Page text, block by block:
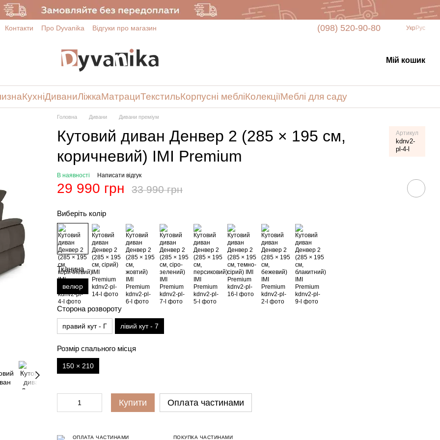
Контакти Про Dyvanika Відгуки про магазин (098) 520-90-80 Укр Рус
Мій кошик
КухніДиваниЛіжкаМатрациТекстильКорпусні мебліКолекціїМеблі для саду
Головна Дивани Дивани преміум
Кутовий диван Денвер 2 (285 × 195 см,
коричневий) IMI Premium
Артикул
kdnv2-
pl-4-l
В наявності Написати відгук
29 990 грн 33 990 грн
Виберіть колір
Тканина
велюр
Сторона розвороту
правий кут - Г лівий кут - 7
Розмір спального місця
150 × 210
Купити Оплата частинами
ОПЛАТА ЧАСТИНАМИ ПОКУПКА ЧАСТИНАМИ